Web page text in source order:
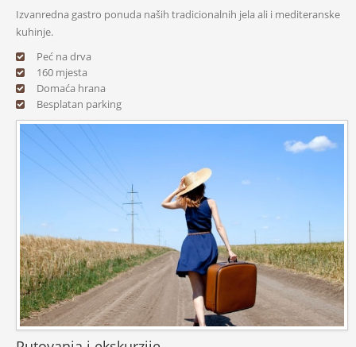
Izvanredna gastro ponuda naših tradicionalnih jela ali i mediteranske
kuhinje.
Peć na drva
160 mjesta
Domaća hrana
Besplatan parking